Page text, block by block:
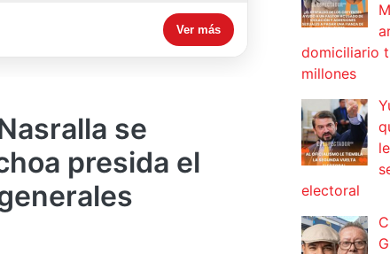
Ver más
se
presida el
domiciliario
millones
electoral